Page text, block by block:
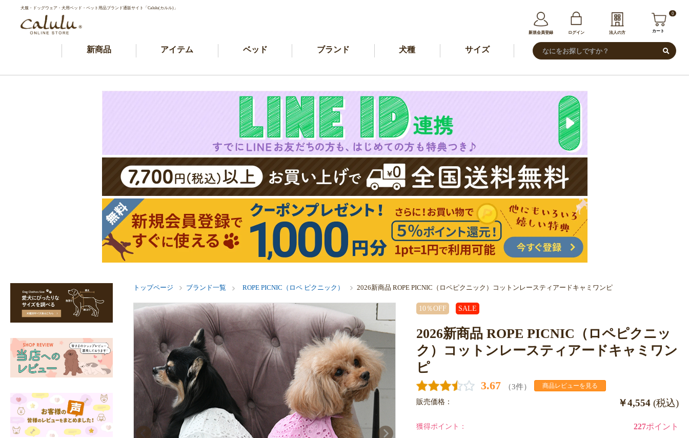
犬服・ドッグウェア・犬用ベッド・ペット用品ブランド通販サイト「Calulu(カルル)」
新規会員登録 ログイン 法人の方
0
カート
新商品 アイテム ベッド ブランド 犬種 サイズ
トップページ ブランド一覧 ROPE PICNIC（ロペ ピクニック） 2026新商品 ROPE PICNIC（ロペピクニック）コットンレースティアードキャミワンピ
10％OFF SALE
2026新商品 ROPE PICNIC（ロペピクニッ
ク）コットンレースティアードキャミワン
ピ
3.67 （3件） 商品レビューを見る
販売価格： ￥4,554 (税込)
獲得ポイント： 227ポイント